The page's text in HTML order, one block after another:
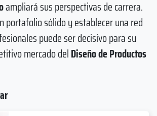
ampliará sus perspectivas de carrera.
portafolio sólido y establecer una red
puede ser decisivo para su
mercado delDiseño de Productos